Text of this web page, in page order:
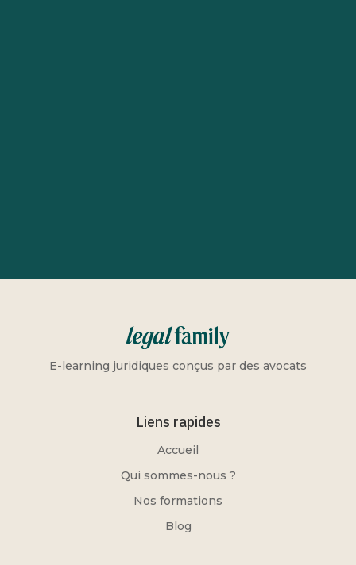
E-learning juridiques conçus par des avocats
Liens rapides
Accueil
Qui sommes-nous ?
Nos formations
Blog